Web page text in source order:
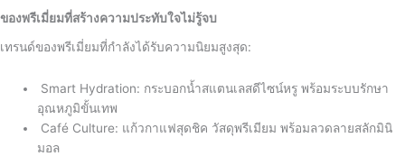
ของพรีเมี่ยมที่สร้างความประทับใจไม่รู้จบ
เทรนด์ของพรีเมี่ยมที่กำลังได้รับความนิยมสูงสุด:
Smart Hydration: กระบอกน้ำสแตนเลสดีไซน์หรู พร้อมระบบรักษา
อุณหภูมิขั้นเทพ
Café Culture: แก้วกาแฟสุดชิค วัสดุพรีเมียม พร้อมลวดลายสลักมินิ
มอล